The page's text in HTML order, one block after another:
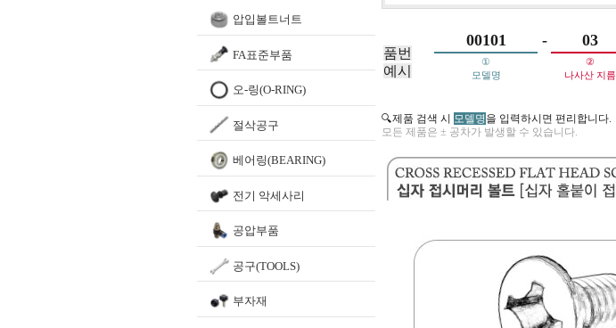
압입볼트너트
FA표준부품
오-링(O-RING)
절삭공구
베어링(BEARING)
전기 악세사리
공압부품
공구(TOOLS)
부자재
품번
예시
00101 - 03
①
모델명
②
나사산 지름
🔍제품 검색 시 모델명을 입력하시면 편리합니다.
모든 제품은 ± 공차가 발생할 수 있습니다.